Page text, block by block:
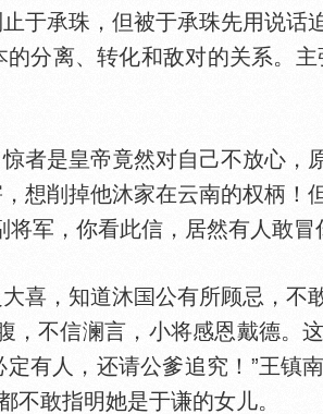
承珠，但被于承珠先用说话
分离、转化和敌对的关系。
者是皇帝竟然对自己不放心，
想削掉他沐家在云南的权柄！
将军，你看此信，居然有人敢
喜，知道沐
公有所顾忌，不
，不信澜言，小将感恩戴德。
定有人，还请公爹追究！”王镇
不敢指明她是于谦的女儿。